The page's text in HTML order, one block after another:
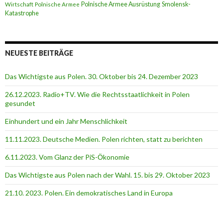
Wirtschaft Polnische Armee Polnische Armee Ausrüstung Smolensk-
Katastrophe
NEUESTE BEITRÄGE
Das Wichtigste aus Polen. 30. Oktober bis 24. Dezember 2023
26.12.2023. Radio+TV. Wie die Rechtsstaatlichkeit in Polen
gesundet
Einhundert und ein Jahr Menschlichkeit
11.11.2023. Deutsche Medien. Polen richten, statt zu berichten
6.11.2023. Vom Glanz der PiS-Ӧkonomie
Das Wichtigste aus Polen nach der Wahl. 15. bis 29. Oktober 2023
21.10. 2023. Polen. Ein demokratisches Land in Europa